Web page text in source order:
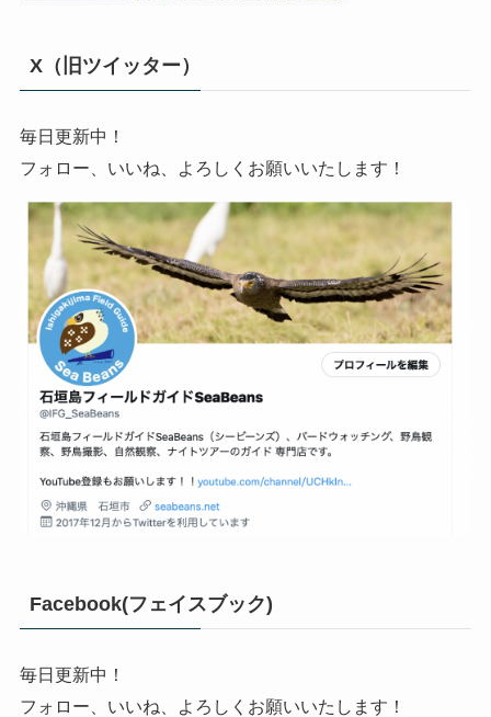
X（旧ツイッター）
毎日更新中！
フォロー、いいね、よろしくお願いいたします！
Facebook(フェイスブック)
毎日更新中！
フォロー、いいね、よろしくお願いいたします！